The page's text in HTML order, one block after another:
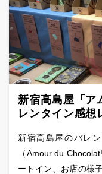
新宿高島屋「ア
レンタイン感想
新宿高島屋のバレ
（Amour du
ートイン、お店の様